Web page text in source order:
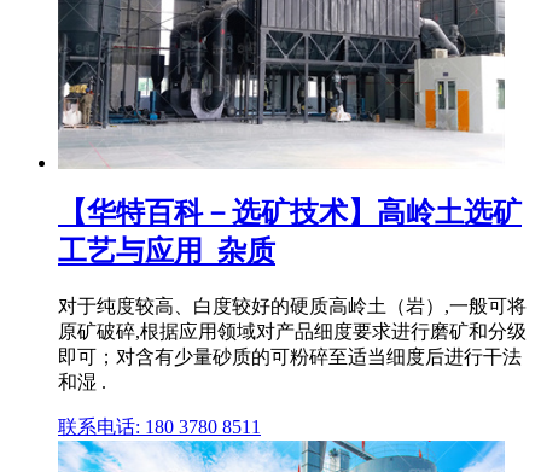
【华特百科－选矿技术】高岭土选矿
工艺与应用_杂质
对于纯度较高、白度较好的硬质高岭土（岩）,一般可将
原矿破碎,根据应用领域对产品细度要求进行磨矿和分级
即可；对含有少量砂质的可粉碎至适当细度后进行干法
和湿 .
联系电话: 180 3780 8511